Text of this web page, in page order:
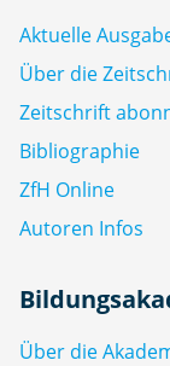
Aktuelle
Über die
Zeitschrift
Bibliographie
ZfH Online
Autoren Infos
Über die